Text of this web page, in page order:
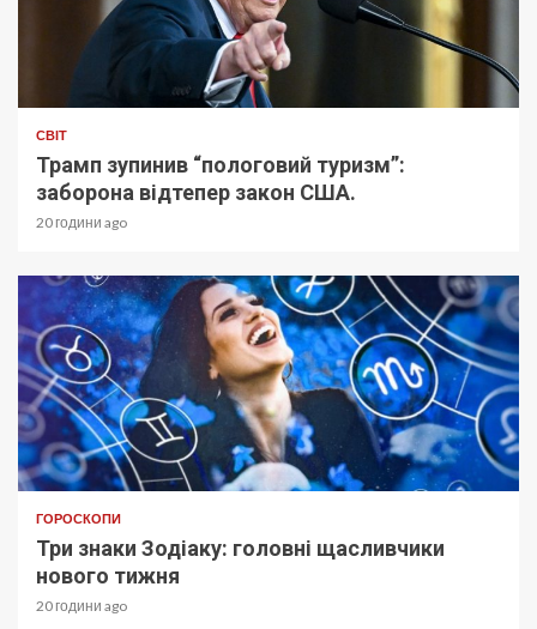
СВІТ
Трамп зупинив “пологовий туризм”:
заборона відтепер закон США.
20 години ago
ГОРОСКОПИ
Три знаки Зодіаку: головні щасливчики
нового тижня
20 години ago